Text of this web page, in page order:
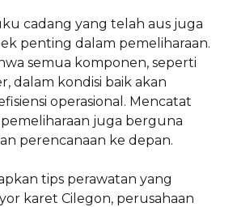
cadang yang telah aus juga
penting dalam pemeliharaan.
semua komponen, seperti
dalam kondisi baik akan
operasional. Mencatat
juga berguna
perencanaan ke depan.
tips perawatan yang
karet Cilegon, perusahaan